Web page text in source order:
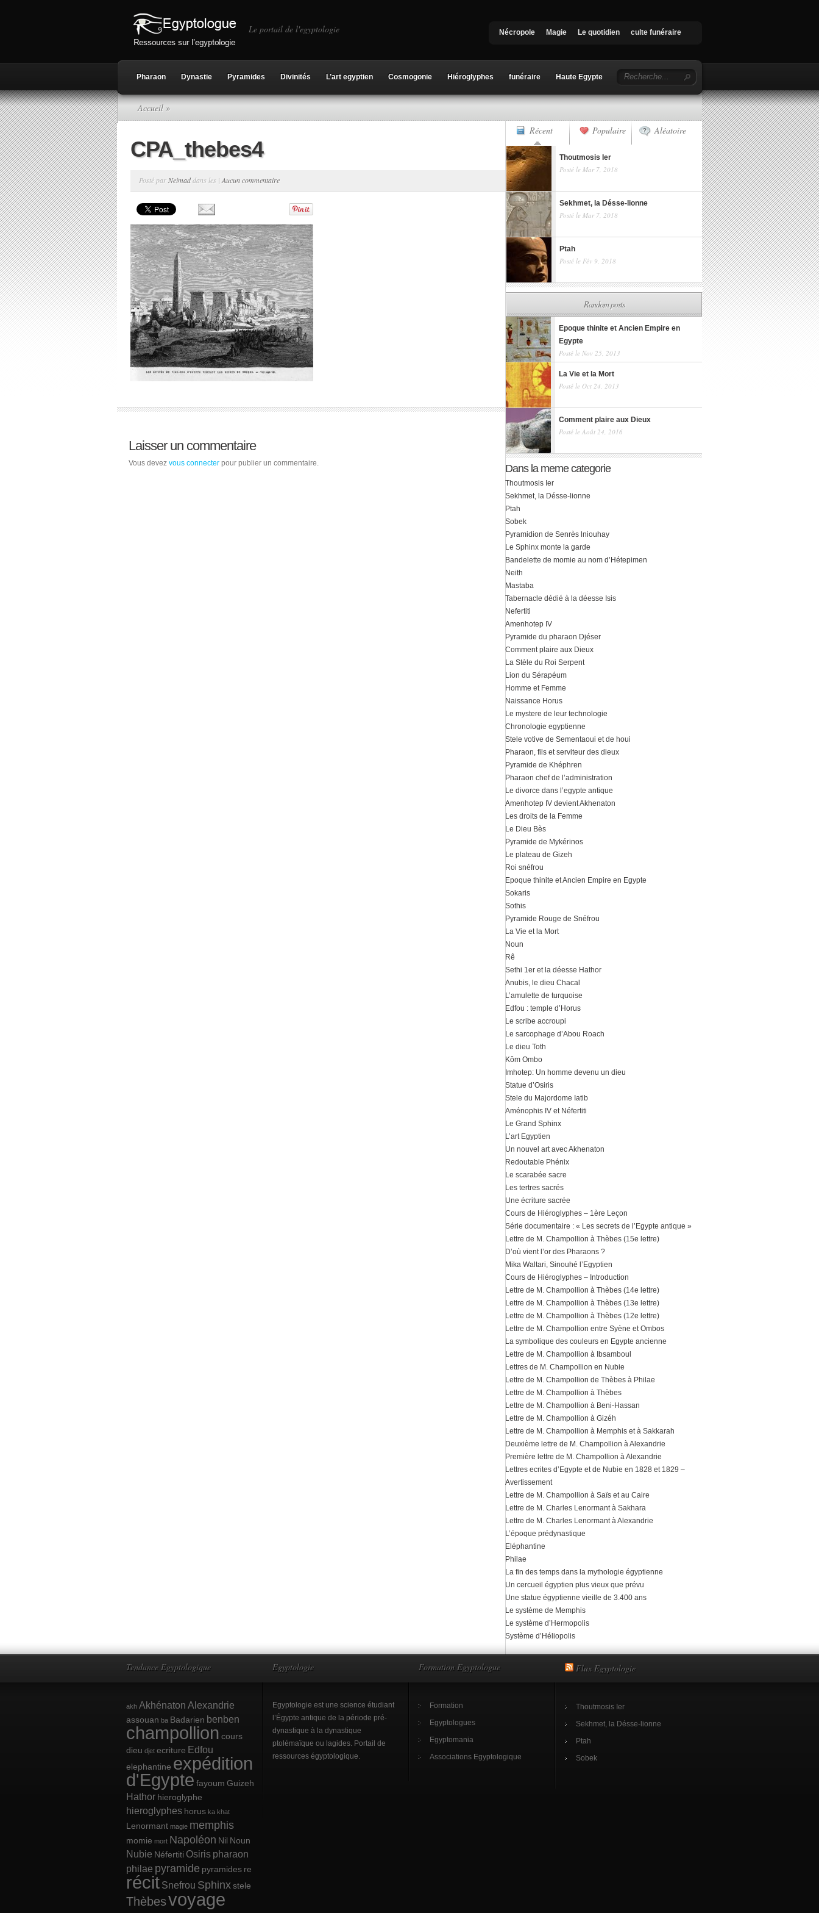
Le portail de l'egyptologie Nécropole Magie Le quotidien culte funéraire
Pharaon Dynastie Pyramides Divinités L’art egyptien Cosmogonie Hiéroglyphes funéraire Haute Egypte
Accueil»
CPA_thebes4
Posté parNeimaddans les | Aucun commentaire
Laisser un commentaire
Vous devez vous connecter pour publier un commentaire.
Récent Populaire Aléatoire
Thoutmosis Ier
Posté le Mar 7, 2018
Sekhmet, la Désse-lionne
Posté le Mar 7, 2018
Ptah
Posté le Fév 9, 2018
Random posts
Epoque thinite et Ancien Empire en
Egypte
Posté le Nov 25, 2013
La Vie et la Mort
Posté le Oct 24, 2013
Comment plaire aux Dieux
Posté le Août 24, 2016
Dans la meme categorie
Thoutmosis Ier
Sekhmet, la Désse-lionne
Ptah
Sobek
Pyramidion de Senrès lniouhay
Le Sphinx monte la garde
Bandelette de momie au nom d’Hétepimen
Neith
Mastaba
Tabernacle dédié à la déesse Isis
Nefertiti
Amenhotep IV
Pyramide du pharaon Djéser
Comment plaire aux Dieux
La Stèle du Roi Serpent
Lion du Sérapéum
Homme et Femme
Naissance Horus
Le mystere de leur technologie
Chronologie egyptienne
Stele votive de Sementaoui et de houi
Pharaon, fils et serviteur des dieux
Pyramide de Khéphren
Pharaon chef de l’administration
Le divorce dans l’egypte antique
Amenhotep IV devient Akhenaton
Les droits de la Femme
Le Dieu Bès
Pyramide de Mykérinos
Le plateau de Gizeh
Roi snéfrou
Epoque thinite et Ancien Empire en Egypte
Sokaris
Sothis
Pyramide Rouge de Snéfrou
La Vie et la Mort
Noun
Rê
Sethi 1er et la déesse Hathor
Anubis, le dieu Chacal
L’amulette de turquoise
Edfou : temple d’Horus
Le scribe accroupi
Le sarcophage d’Abou Roach
Le dieu Toth
Kôm Ombo
Imhotep: Un homme devenu un dieu
Statue d’Osiris
Stele du Majordome Iatib
Aménophis IV et Néfertiti
Le Grand Sphinx
L’art Egyptien
Un nouvel art avec Akhenaton
Redoutable Phénix
Le scarabée sacre
Les tertres sacrés
Une écriture sacrée
Cours de Hiéroglyphes – 1ère Leçon
Série documentaire : « Les secrets de l’Egypte antique »
Lettre de M. Champollion à Thèbes (15e lettre)
D’où vient l’or des Pharaons ?
Mika Waltari, Sinouhé l’Egyptien
Cours de Hiéroglyphes – Introduction
Lettre de M. Champollion à Thèbes (14e lettre)
Lettre de M. Champollion à Thèbes (13e lettre)
Lettre de M. Champollion à Thèbes (12e lettre)
Lettre de M. Champollion entre Syène et Ombos
La symbolique des couleurs en Egypte ancienne
Lettre de M. Champollion à Ibsamboul
Lettres de M. Champollion en Nubie
Lettre de M. Champollion de Thèbes à Philae
Lettre de M. Champollion à Thèbes
Lettre de M. Champollion à Beni-Hassan
Lettre de M. Champollion à Gizéh
Lettre de M. Champollion à Memphis et à Sakkarah
Deuxième lettre de M. Champollion à Alexandrie
Première lettre de M. Champollion à Alexandrie
Lettres ecrites d’Egypte et de Nubie en 1828 et 1829 –
Avertissement
Lettre de M. Champollion à Saïs et au Caire
Lettre de M. Charles Lenormant à Sakhara
Lettre de M. Charles Lenormant à Alexandrie
L’époque prédynastique
Eléphantine
Philae
La fin des temps dans la mythologie égyptienne
Un cercueil égyptien plus vieux que prévu
Une statue égyptienne vieille de 3.400 ans
Le système de Memphis
Le système d’Hermopolis
Système d’Héliopolis
Tendance Egyptologique
akh Akhénaton Alexandrie
assouan ba Badarien benben
champollion cours
dieu djet ecriture Edfou
elephantine expédition
d'Egyptefayoum Guizeh
Hathor hieroglyphe
hieroglyphes horus ka khat
Lenormant magie memphis
momie mort Napoléon Nil Noun
Nubie Néfertiti Osiris pharaon
philae pyramide pyramides re
récit Snefrou Sphinxstele
Thèbesvoyage
Egyptologie
Egyptologie est une science étudiant
l’Égypte antique de la période pré-
dynastique à la dynastique
ptolémaïque ou lagides. Portail de
ressources égyptologique.
Formation Egyptologue
Formation
Egyptologues
Egyptomania
Associations Egyptologique
Flux Egyptologie
Thoutmosis Ier
Sekhmet, la Désse-lionne
Ptah
Sobek